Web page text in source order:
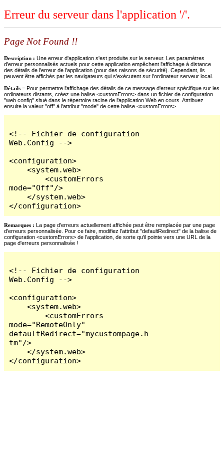
Erreur du serveur dans l'application '/'.
Page Not Found !!
Description : Une erreur d'application s'est produite sur le serveur. Les paramètres
d'erreur personnalisés actuels pour cette application empêchent l'affichage à distance
des détails de l'erreur de l'application (pour des raisons de sécurité). Cependant, ils
peuvent être affichés par les navigateurs qui s'exécutent sur l'ordinateur serveur local.
Détails = Pour permettre l'affichage des détails de ce message d'erreur spécifique sur les
ordinateurs distants, créez une balise <customErrors> dans un fichier de configuration
"web.config" situé dans le répertoire racine de l'application Web en cours. Attribuez
ensuite la valeur "off" à l'attribut "mode" de cette balise <customErrors>.
<!-- Fichier de configuration
Web.Config -->
<configuration>
    <system.web>
        <customErrors
mode="Off"/>
    </system.web>
</configuration>
Remarques : La page d'erreurs actuellement affichée peut être remplacée par une page
d'erreurs personnalisée. Pour ce faire, modifiez l'attribut "defaultRedirect" de la balise de
configuration <customErrors> de l'application, de sorte qu'il pointe vers une URL de la
page d'erreurs personnalisée !
<!-- Fichier de configuration
Web.Config -->
<configuration>
    <system.web>
        <customErrors
mode="RemoteOnly"
defaultRedirect="mycustompage.h
tm"/>
    </system.web>
</configuration>